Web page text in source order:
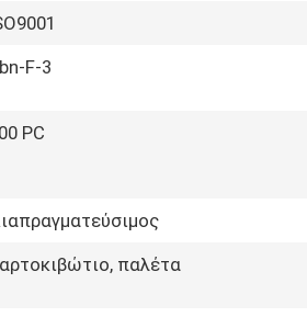
F-3
PC
παλέτα